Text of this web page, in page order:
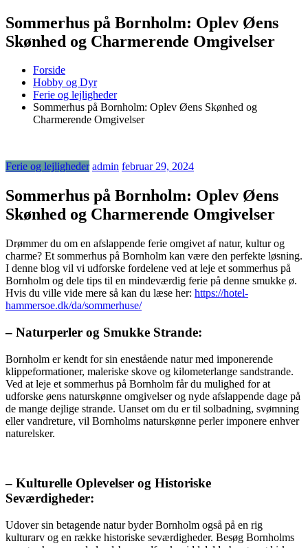
Sommerhus på Bornholm: Oplev Øens
Skønhed og Charmerende Omgivelser
Forside
Hobby og Dyr
Ferie og lejligheder
Sommerhus på Bornholm: Oplev Øens Skønhed og
Charmerende Omgivelser
Ferie og lejligheder admin februar 29, 2024
Sommerhus på Bornholm: Oplev Øens
Skønhed og Charmerende Omgivelser
Drømmer du om en afslappende ferie omgivet af natur, kultur og
charme? Et sommerhus på Bornholm kan være den perfekte løsning.
I denne blog vil vi udforske fordelene ved at leje et sommerhus på
Bornholm og dele tips til en mindeværdig ferie på denne smukke ø.
Hvis du ville vide mere så kan du læse her: https://hotel-
hammersoe.dk/da/sommerhuse/
– Naturperler og Smukke Strande:
Bornholm er kendt for sin enestående natur med imponerende
klippeformationer, maleriske skove og kilometerlange sandstrande.
Ved at leje et sommerhus på Bornholm får du mulighed for at
udforske øens naturskønne omgivelser og nyde afslappende dage på
de mange dejlige strande. Uanset om du er til solbadning, svømning
eller vandreture, vil Bornholms naturskønne perler imponere enhver
naturelsker.
– Kulturelle Oplevelser og Historiske
Seværdigheder:
Udover sin betagende natur byder Bornholm også på en rig
kulturarv og en række historiske seværdigheder. Besøg Bornholms